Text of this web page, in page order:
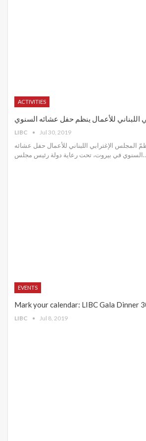
ACTIVITIES
اللبناني للأعمال ينظم حفل عشائه السنوي
LIBC Jul 30, 2019
٣٠ تموز ٢٠١٩، نظمّ المجلس الإغترابي اللبناني للأعمال حفل عشائه
السنوي في بيروت، تحت رعاية دولة رئيس مجلس
EVENTS
Mark your calendar: LIBC Gala Dinner
LIBC Jul 8, 2019